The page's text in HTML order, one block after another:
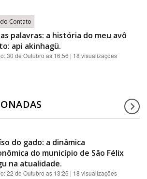
Contato
palavras: a história do meu avô
api akinhagü.
30 de Outubro as 16:56 | 18 visualizações
do gado: a dinâmica
do município de São Félix
na atualidade.
22 de Outubro as 13:26 | 18 visualizações